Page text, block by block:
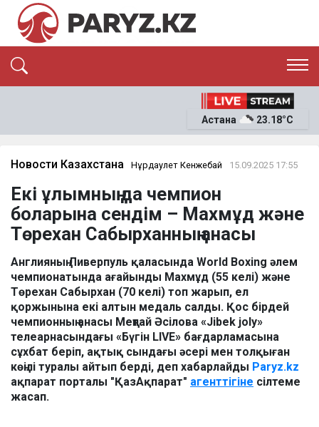
ЭКОНОМИКА
ОҚИҒА
News
Астана 23.18°C
Новости Казахстана Нұрдаулет Кенжебай 15.09.2025 17:55
Екі ұлымның да чемпион
боларына сендім – Махмұд және
Төрехан Сабырханның анасы
Англияның Ливерпуль қаласында World Boxing әлем
чемпионатында ағайынды Махмұд (55 келі) және
Төрехан Сабырхан (70 келі) топ жарып, ел
қоржынына екі алтын медаль салды. Қос бірдей
чемпионның анасы Меңтай Әсілова «Jibek joly»
телеарнасындағы «Бүгін LIVE» бағдарламасына
сұхбат беріп, ақтық сындағы әсері мен толқыған
көңілі туралы айтып берді, деп хабарлайды Paryz.kz
ақпарат порталы "ҚазАқпарат" агенттігіне сілтеме
жасап.